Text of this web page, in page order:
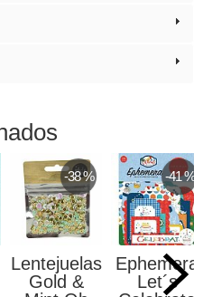
-38 %
Lentejuelas
Gold &
-41 %
Ephemera
Let´s